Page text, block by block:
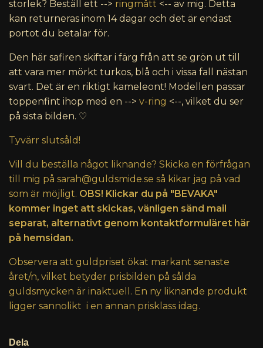
storlek? Beställ ett --> ringmått <-- av mig. Detta
kan returneras inom 14 dagar och det är endast
portot du betalar för.
Den här safiren skiftar i färg från att se grön ut till
att vara mer mörkt turkos, blå och i vissa fall nästan
svart. Det är en riktigt kameleont! Modellen passar
toppenfint ihop med en --> v-ring <--, vilket du ser
på sista bilden. ♡
Tyvärr slutsåld!
Vill du beställa något liknande? Skicka en förfrågan
till mig på sarah@guldsmide.se så kikar jag på vad
som är möjligt. OBS! Klickar du på "BEVAKA"
kommer inget att skickas, vänligen sänd mail
separat, alternativt genom kontaktformuläret här
på hemsidan.
Observera att guldpriset ökat markant senaste
året/n, vilket betyder prisbilden på sålda
guldsmycken är inaktuell. En ny liknande produkt
ligger sannolikt i en annan prisklass idag.
Dela